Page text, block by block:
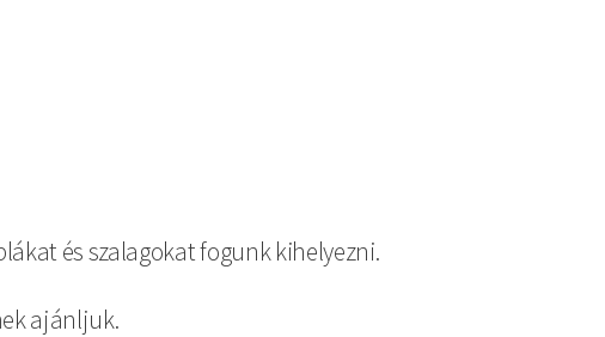
és szalagokat fogunk kihelyezni.
ajánljuk.